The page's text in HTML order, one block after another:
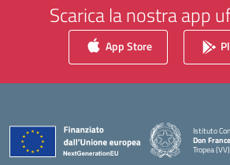
Scarica la nostra app
App Store
Istituto
Don
Tropea (VV)
— Visita la